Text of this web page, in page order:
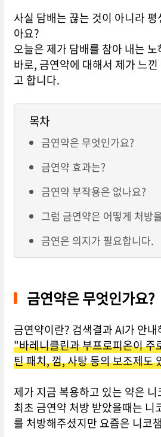
사실 담배는 끊는 것이 아니라
아요?
오늘은 제가 담배를 참아 내는
바로, 금연약에 대해서 제가 느
고 합니다.
목차
금연약은 무엇인가요?
금연약 효과는?
금연약 부작용은 없나요?
그럼 금연약은 어떻게 처방
금연은 의지가 필요합니다.
금연약은 무엇인가요?
금연약이란? 검색결과 AI가 안
"바레니클린과 부프로피온이 주
틴 패치, 껌, 사탕 등의 보조제도
제가 지금 복용하고 있는 약은
최초 금연약 처방 받았을때는 니
를 처방해주셨지만 요즘은 니코